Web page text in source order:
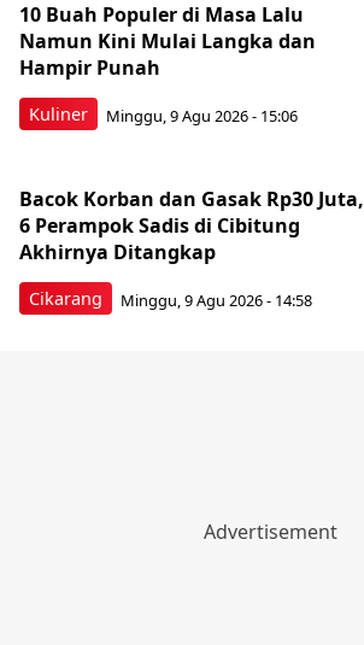
Kuliner
10 Buah Populer di Masa Lalu
Namun Kini Mulai Langka dan
Hampir Punah
Minggu, 9 Agu 2026 - 15:06
Cikarang
Bacok Korban dan Gasak Rp30 Juta,
6 Perampok Sadis di Cibitung
Akhirnya Ditangkap
Minggu, 9 Agu 2026 - 14:58